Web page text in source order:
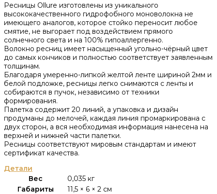
Ресницы Ollure изготовлены из уникального
высококачественного гидрофобного моноволокна не
имеющего аналогов, которое стойко переносит любое
смятие, не выгорает под воздействием прямого
солнечного света и на 100% гипоаллергенно.
Волокно ресниц имеет насыщенный угольно-чёрный цвет
до самых кончиков и полностью соответствует заявленным
толщинам.
Благодаря умеренно-липкой желтой ленте шириной 2мм и
белой подложке, ресницы легко снимаются с ленты и
собираются в пучок, независимо от техники
формирования.
Палетка содержит 20 линий, а упаковка и дизайн
продуманы до мелочей, каждая линия промаркирована с
двух сторон, а вся необходимая информация нанесена на
верхней и нижней части палетки.
Ресницы соответствуют мировым стандартам и имеют
сертификат качества.
Детали
Вес
0,035 кг
Габариты
11,5 × 6 × 2 см